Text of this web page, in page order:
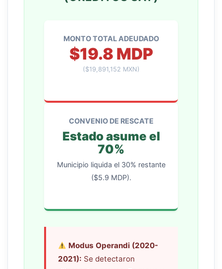
MONTO TOTAL ADEUDADO
$19.8 MDP
($19,891,152 MXN)
CONVENIO DE RESCATE
Estado asume el
70%
Municipio liquida el 30% restante
($5.9 MDP).
Modus Operandi (2020-
2021): Se detectaron